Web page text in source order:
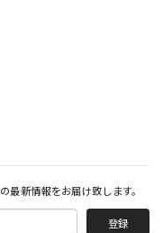
最新情報をお届け致します。
登録